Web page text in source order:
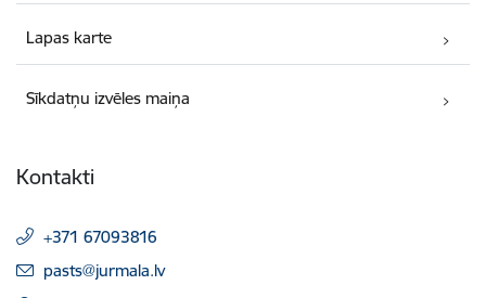
Lapas karte
Sīkdatņu izvēles maiņa
Kontakti
+371 67093816
E-pasts:
pasts@jurmala.lv